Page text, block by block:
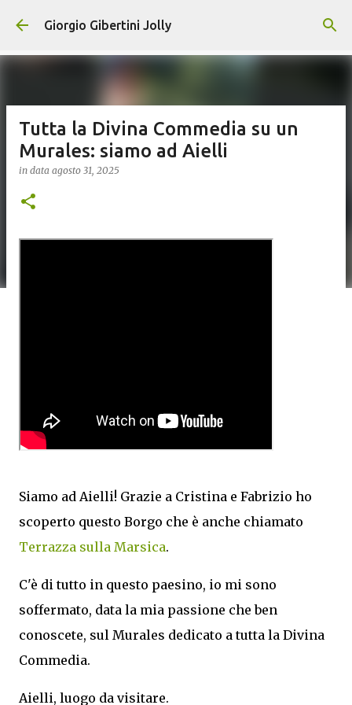
Passa ai contenuti principali
Giorgio Gibertini Jolly
Tutta la Divina Commedia su un
Murales: siamo ad Aielli
in data agosto 31, 2025
Siamo ad Aielli! Grazie a Cristina e Fabrizio ho
scoperto questo Borgo che è anche chiamato
Terrazza sulla Marsica.
C'è di tutto in questo paesino, io mi sono
soffermato, data la mia passione che ben
conoscete, sul Murales dedicato a tutta la Divina
Commedia.
Aielli, luogo da visitare.